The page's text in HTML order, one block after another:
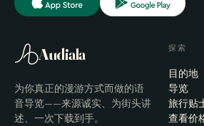
Audiala
为你真正的漫游方式而做的语
音导览——来源诚实、为街头讲
述、一次下载到手。
探索
目的地
导览
旅行贴
查看价